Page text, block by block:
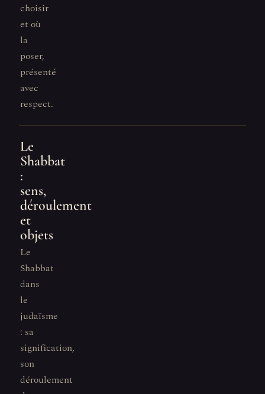
choisir
et où
la
poser,
présenté
avec
respect.
Le
Shabbat
:
sens,
déroulement
et
objets
Le
Shabbat
dans
le
judaïsme
: sa
signification,
son
déroulement